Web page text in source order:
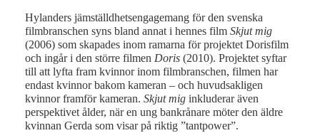
Hylanders jämställdhetsengagemang för den svenska
filmbranschen syns bland annat i hennes film Skjut mig
(2006) som skapades inom ramarna för projektet Dorisfilm
och ingår i den större filmen Doris (2010). Projektet syftar
till att lyfta fram kvinnor inom filmbranschen, filmen har
endast kvinnor bakom kameran – och huvudsakligen
kvinnor framför kameran. Skjut mig inkluderar även
perspektivet ålder, när en ung bankrånare möter den äldre
kvinnan Gerda som visar på riktig ”tantpower”.